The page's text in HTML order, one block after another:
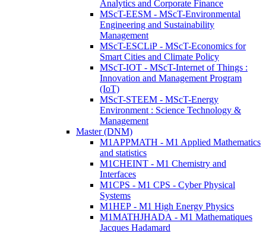
Analytics and Corporate Finance
MScT-EESM - MScT-Environmental
Engineering and Sustainability
Management
MScT-ESCLiP - MScT-Economics for
Smart Cities and Climate Policy
MScT-IOT - MScT-Internet of Things :
Innovation and Management Program
(IoT)
MScT-STEEM - MScT-Energy
Environment : Science Technology &
Management
Master (DNM)
M1APPMATH - M1 Applied Mathematics
and statistics
M1CHEINT - M1 Chemistry and
Interfaces
M1CPS - M1 CPS - Cyber Physical
Systems
M1HEP - M1 High Energy Physics
M1MATHJHADA - M1 Mathematiques
Jacques Hadamard